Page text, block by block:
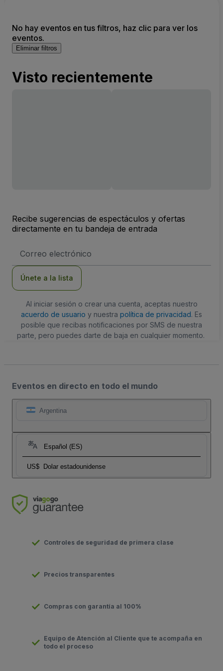
No hay eventos en tus filtros, haz clic para ver los
eventos.
Eliminar filtros
Visto recientemente
Recibe sugerencias de espectáculos y ofertas
directamente en tu bandeja de entrada
de
Únete a la lista
Al iniciar sesión o crear una cuenta, aceptas nuestro
acuerdo de usuario y nuestra política de privacidad. Es
posible que recibas notificaciones por SMS de nuestra
parte, pero puedes darte de baja en cualquier momento.
Eventos en directo en todo el mundo
Argentina
Español (ES)
US$ Dolar estadounidense
Controles de seguridad de primera clase
Precios transparentes
Compras con garantía al 100%
Equipo de Atención al Cliente que te acompaña en
todo el proceso